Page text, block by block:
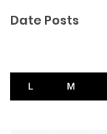
Date Posts
L M